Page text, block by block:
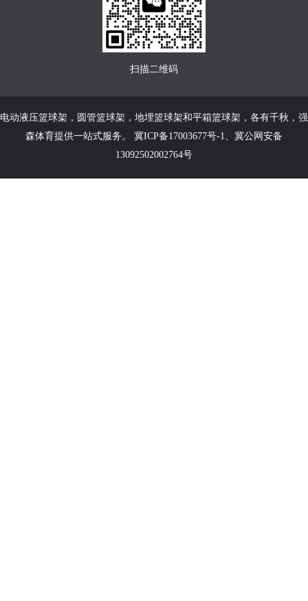
扫描二维码
电动液压篮球架 ， 圆管篮球架 ， 地埋篮球架和平箱篮球架 ，各有千秋，强
森体育提供一站式服务。 冀ICP备17003677号-1
冀公网安备
13092502002764号